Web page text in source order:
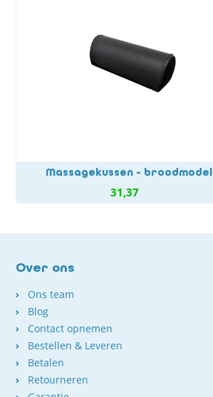
Massagekussen - broodmodel
31,37
Over ons
Ons team
Blog
Contact opnemen
Bestellen & Leveren
Betalen
Retourneren